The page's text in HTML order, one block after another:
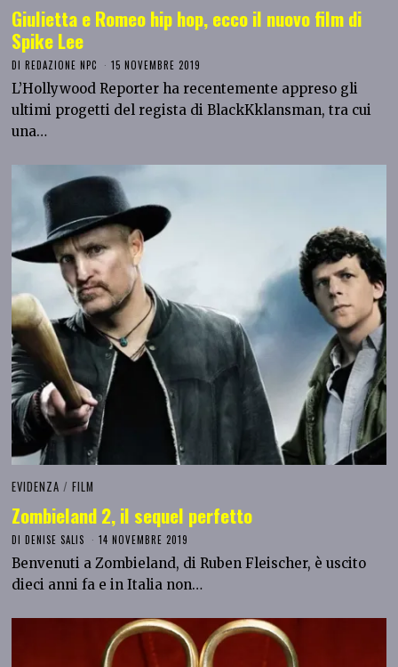
Giulietta e Romeo hip hop, ecco il nuovo film di
Spike Lee
DIREDAZIONE NPC 15 NOVEMBRE 2019
L’Hollywood Reporter ha recentemente appreso gli
ultimi progetti del regista di BlackKklansman, tra cui
una…
EVIDENZA / FILM
Zombieland 2, il sequel perfetto
DIDENISE SALIS 14 NOVEMBRE 2019
Benvenuti a Zombieland, di Ruben Fleischer, è uscito
dieci anni fa e in Italia non…